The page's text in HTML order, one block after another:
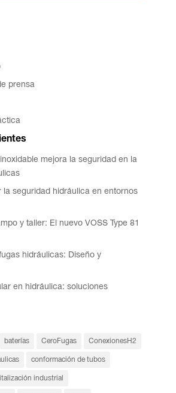
prensa
mejora la seguridad en la
la seguridad hidráulica en entornos
y taller: El nuevo VOSS Type 81
hidráulicas: Diseño y
en hidráulica: soluciones
baterías CeroFugas ConexionesH2
conformación de tubos
industrial